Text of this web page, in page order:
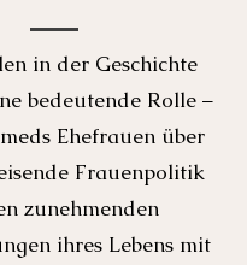
in der Geschichte
bedeutende Rolle –
Ehefrauen über
Frauenpolitik
zunehmenden
ihres Lebens mit